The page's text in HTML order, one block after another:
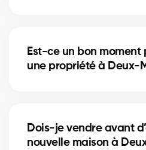
peut accélérer la vente et
Est-ce un bon moment
une propriété à Deux-
Montagnes vous conseillent
actuelles.
Dois-je vendre avant
nouvelle maison à